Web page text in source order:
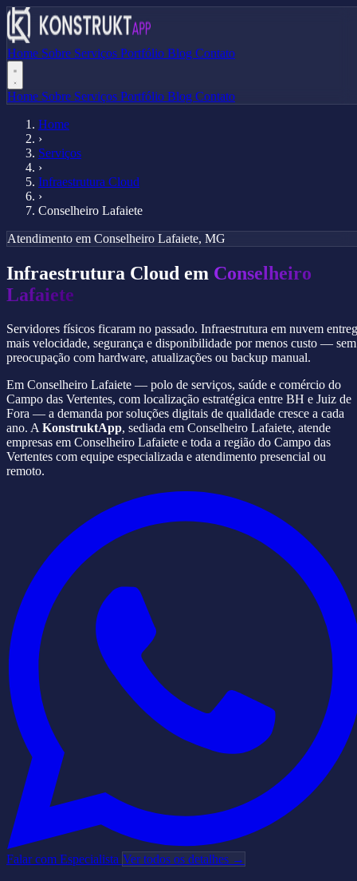
Home Sobre Serviços Portfólio Blog Contato
Home Sobre Serviços Portfólio Blog Contato
Home
›
Serviços
›
Infraestrutura Cloud
›
Conselheiro Lafaiete
Atendimento em Conselheiro Lafaiete, MG
Infraestrutura Cloud em Conselheiro
Lafaiete
Servidores físicos ficaram no passado. Infraestrutura em nuvem
mais velocidade, segurança e disponibilidade por menos custo — sem
preocupação com hardware, atualizações ou backup manual.
Em Conselheiro Lafaiete — polo de serviços, saúde e comércio do
Campo das Vertentes, com localização estratégica entre BH e Juiz de
Fora — a demanda por soluções digitais de qualidade cresce a cada
ano. A KonstruktApp, sediada em Conselheiro Lafaiete, atende
empresas em Conselheiro Lafaiete e toda a região do Campo das
Vertentes com equipe especializada e atendimento presencial ou
remoto.
Falar com Especialista Ver todos os detalhes →